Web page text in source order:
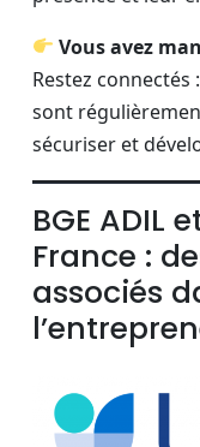
Vous avez
Restez connectés
sont
sécuriser et
BGE ADIL
France :
associés